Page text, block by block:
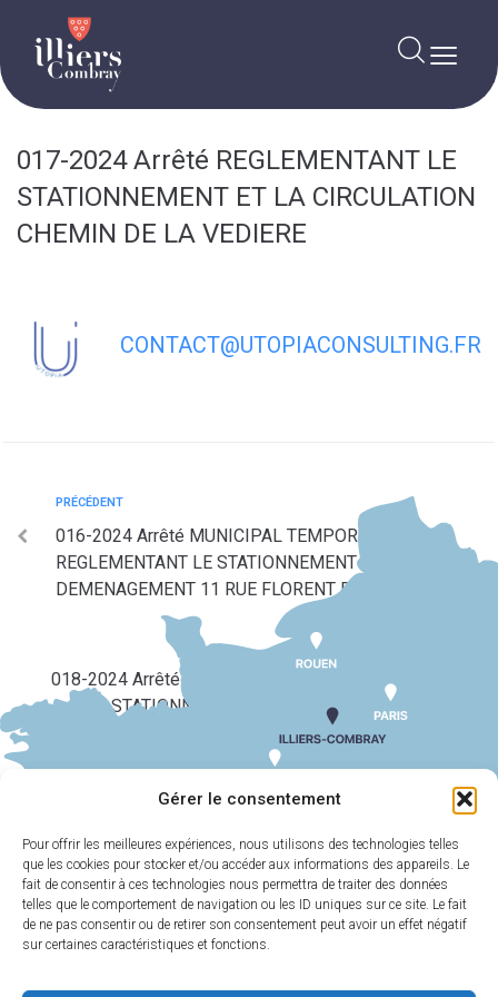
Gérer le consentement
Pour offrir les meilleures expériences, nous utilisons des technologies telles
que les cookies pour stocker et/ou accéder aux informations des appareils. Le
fait de consentir à ces technologies nous permettra de traiter des données
telles que le comportement de navigation ou les ID uniques sur ce site. Le fait
de ne pas consentir ou de retirer son consentement peut avoir un effet négatif
sur certaines caractéristiques et fonctions.
017-2024 Arrêté REGLEMENTANT LE
STATIONNEMENT ET LA CIRCULATION
CHEMIN DE LA VEDIERE
CONTACT@UTOPIACONSULTING.FR
PRÉCÉDENT
016-2024 Arrêté MUNICIPAL TEMPORAIRE
REGLEMENTANT LE STATIONNEMENT
DEMENAGEMENT 11 RUE FLORENT D’ILLIERS
018-2024 Arrêté PORTANT REGLEMENTATION DU
STATIONNEMENT ET DE LA CIRCULATION
NETTOYAGE FACADE 13 RUE FLORENT D’ILLIERS
HORAIRES
D'OUVERTURE
Du lundi au
vendredi :9h00-
17h30
MAIRIE
D'ILLIERS-
COMBRAY
11 Rue Philebert
Poulain